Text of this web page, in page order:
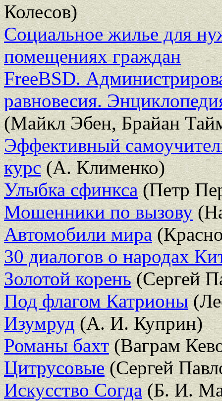
Колесов)
Социальное жилье для
помещениях граждан
FreeBSD.
равновесия.
(Майкл Эбен, Брайан
Эффективный
курс(А. Клименко)
Улыбка сфинкса(Петр
Мошенники по вызову
Автомобили мира
30 диалогов о народах
Золотой корень(Сергей
Под флагом Катрионы
Изумруд(А. И. Куприн)
Романы бахт(Ваграм
Цитрусовые(Сергей
Искусство Согда(Б. И.